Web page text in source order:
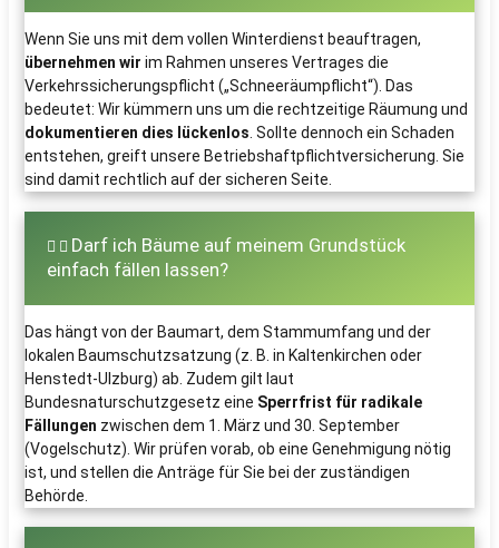
Wenn Sie uns mit dem vollen Winterdienst beauftragen,
übernehmen wir im Rahmen unseres Vertrages die
Verkehrssicherungspflicht („Schneeräumpflicht“). Das
bedeutet: Wir kümmern uns um die rechtzeitige Räumung und
dokumentieren dies lückenlos. Sollte dennoch ein Schaden
entstehen, greift unsere Betriebshaftpflichtversicherung. Sie
sind damit rechtlich auf der sicheren Seite.
Darf ich Bäume auf meinem Grundstück
einfach fällen lassen?
Das hängt von der Baumart, dem Stammumfang und der
lokalen Baumschutzsatzung (z. B. in Kaltenkirchen oder
Henstedt-Ulzburg) ab. Zudem gilt laut
Bundesnaturschutzgesetz eine Sperrfrist für radikale
Fällungen zwischen dem 1. März und 30. September
(Vogelschutz). Wir prüfen vorab, ob eine Genehmigung nötig
ist, und stellen die Anträge für Sie bei der zuständigen
Behörde.